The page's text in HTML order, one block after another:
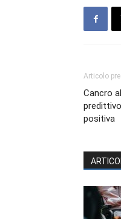
Articolo
Cancro
positiva